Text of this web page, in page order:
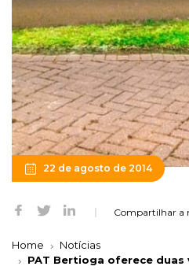
22 de agosto de 2014
Compartilhar a
Home
Notícias
PAT Bertioga oferece duas